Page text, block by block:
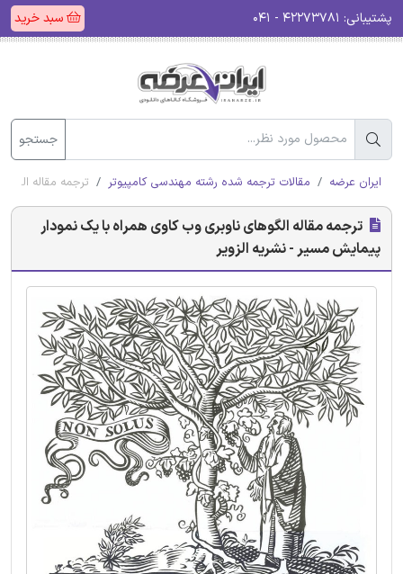
پشتیبانی: سبد خرید
جستجو
ایران عرضه مقالات ترجمه شده رشته مهندسی کامپیوتر ترجمه مقاله
ترجمه مقاله الگوهای ناوبری وب کاوی همراه با یک نمودار
پیمایش مسیر - نشریه الزویر